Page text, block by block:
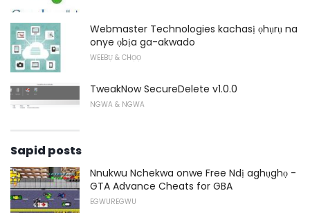
Webmaster Technologies kachasị ọhụrụ na
onye ọbịa ga-akwado
WEEBỤ & CHỌỌ
TweakNow SecureDelete v1.0.0
NGWA & NGWA
Sapid posts
Nnukwu Nchekwa onwe Free Ndị aghụghọ -
GTA Advance Cheats for GBA
EGWUREGWU